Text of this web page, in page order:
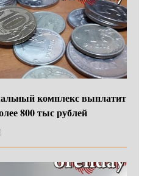
комплекс выплатит
800 тыс рублей